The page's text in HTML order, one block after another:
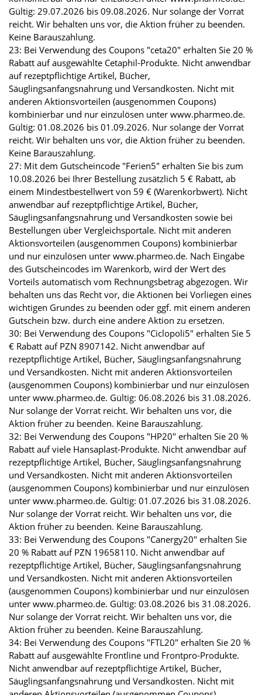
Gültig: 29.07.2026 bis 09.08.2026. Nur solange der Vorrat
reicht. Wir behalten uns vor, die Aktion früher zu beenden.
Keine Barauszahlung.
23: Bei Verwendung des Coupons "ceta20" erhalten Sie 20 %
Rabatt auf ausgewählte Cetaphil-Produkte. Nicht anwendbar
auf rezeptpflichtige Artikel, Bücher,
Säuglingsanfangsnahrung und Versandkosten. Nicht mit
anderen Aktionsvorteilen (ausgenommen Coupons)
kombinierbar und nur einzulösen unter www.pharmeo.de.
Gültig: 01.08.2026 bis 01.09.2026. Nur solange der Vorrat
reicht. Wir behalten uns vor, die Aktion früher zu beenden.
Keine Barauszahlung.
27: Mit dem Gutscheincode "Ferien5" erhalten Sie bis zum
10.08.2026 bei Ihrer Bestellung zusätzlich 5 € Rabatt, ab
einem Mindestbestellwert von 59 € (Warenkorbwert). Nicht
anwendbar auf rezeptpflichtige Artikel, Bücher,
Säuglingsanfangsnahrung und Versandkosten sowie bei
Bestellungen über Vergleichsportale. Nicht mit anderen
Aktionsvorteilen (ausgenommen Coupons) kombinierbar
und nur einzulösen unter www.pharmeo.de. Nach Eingabe
des Gutscheincodes im Warenkorb, wird der Wert des
Vorteils automatisch vom Rechnungsbetrag abgezogen. Wir
behalten uns das Recht vor, die Aktionen bei Vorliegen eines
wichtigen Grundes zu beenden oder ggf. mit einem anderen
Gutschein bzw. durch eine andere Aktion zu ersetzen.
30: Bei Verwendung des Coupons "Ciclopoli5" erhalten Sie 5
€ Rabatt auf PZN 8907142. Nicht anwendbar auf
rezeptpflichtige Artikel, Bücher, Säuglingsanfangsnahrung
und Versandkosten. Nicht mit anderen Aktionsvorteilen
(ausgenommen Coupons) kombinierbar und nur einzulösen
unter www.pharmeo.de. Gültig: 06.08.2026 bis 31.08.2026.
Nur solange der Vorrat reicht. Wir behalten uns vor, die
Aktion früher zu beenden. Keine Barauszahlung.
32: Bei Verwendung des Coupons "HP20" erhalten Sie 20 %
Rabatt auf viele Hansaplast-Produkte. Nicht anwendbar auf
rezeptpflichtige Artikel, Bücher, Säuglingsanfangsnahrung
und Versandkosten. Nicht mit anderen Aktionsvorteilen
(ausgenommen Coupons) kombinierbar und nur einzulösen
unter www.pharmeo.de. Gültig: 01.07.2026 bis 31.08.2026.
Nur solange der Vorrat reicht. Wir behalten uns vor, die
Aktion früher zu beenden. Keine Barauszahlung.
33: Bei Verwendung des Coupons "Canergy20" erhalten Sie
20 % Rabatt auf PZN 19658110. Nicht anwendbar auf
rezeptpflichtige Artikel, Bücher, Säuglingsanfangsnahrung
und Versandkosten. Nicht mit anderen Aktionsvorteilen
(ausgenommen Coupons) kombinierbar und nur einzulösen
unter www.pharmeo.de. Gültig: 03.08.2026 bis 31.08.2026.
Nur solange der Vorrat reicht. Wir behalten uns vor, die
Aktion früher zu beenden. Keine Barauszahlung.
34: Bei Verwendung des Coupons "FTL20" erhalten Sie 20 %
Rabatt auf ausgewählte Frontline und Frontpro-Produkte.
Nicht anwendbar auf rezeptpflichtige Artikel, Bücher,
Säuglingsanfangsnahrung und Versandkosten. Nicht mit